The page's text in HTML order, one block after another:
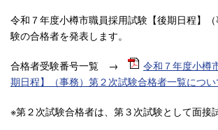
令和７年度小樽市職員採用試験【後期日程】
験の合格者を発表します。
合格者受験番号一覧 →
令和７年度小樽
期日程】（事務）第２次試験合格者一覧につ
※第２次試験合格者は、第３次試験として面接